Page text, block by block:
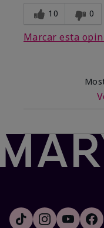
10 0
Marcar esta